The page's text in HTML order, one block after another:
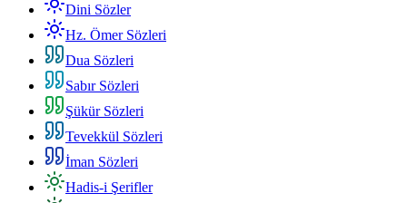
Dini Sözler
Hz. Ömer Sözleri
Dua Sözleri
Sabır Sözleri
Şükür Sözleri
Tevekkül Sözleri
İman Sözleri
Hadis-i Şerifler